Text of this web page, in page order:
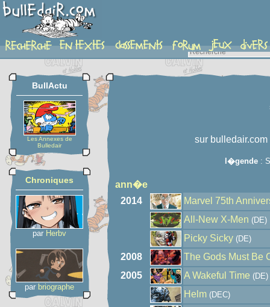
auteur
BullActu
Les Annexes de
Bulledair
Chroniques
par Herbv
par briographe
sur
l�gende:
ann�e
2014
Marvel 75th
All-New X-Men (DE)
Picky Sicky (DE)
2008
The Gods Must Be
2005
A Wakeful Time (DE)
Helm (DEC)